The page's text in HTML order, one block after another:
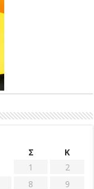
Σ
Κ
1
2
8
9